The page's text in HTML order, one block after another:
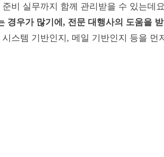
비 실무까지 함께 관리받을 수 있는데
경우가 많기에, 전문 대행사의 도움을
스템 기반인지, 메일 기반인지 등을 먼